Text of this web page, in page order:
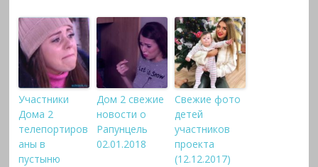
Участники
Дома 2
телепортиров
аны в
пустыню
Дом 2 свежие
новости о
Рапунцель
02.01.2018
Свежие фото
детей
участников
проекта
(12.12.2017)